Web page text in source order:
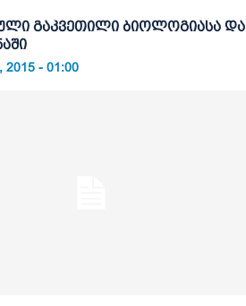
გაკვეთილი ბიოლოგიასა და
- 01:00